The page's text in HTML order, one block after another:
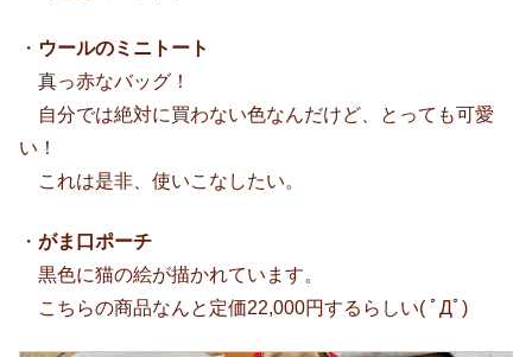
・ ウールのミニトート
真っ赤なバッグ！
自分では絶対に買わない色なんだけど、とっても可愛
い！
これは是非、使いこなしたい。
・ がま口ポーチ
黒色に猫の絵が描かれています。
こちらの商品なんと定価22,000円するらしい( ﾟДﾟ)